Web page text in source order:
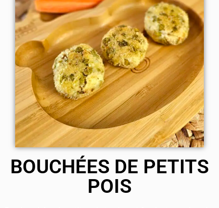
BOUCHÉES DE PETITS
POIS